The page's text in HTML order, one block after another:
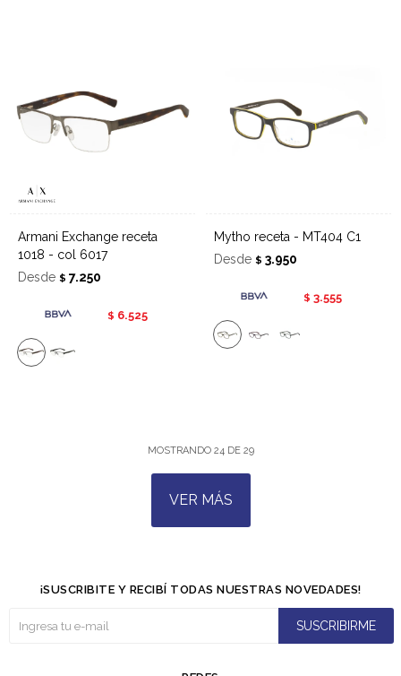
Armani Exchange receta
1018 - col 6017
Desde $ 7.250
$ 6.525
Mytho receta - MT404 C1
Desde $ 3.950
$ 3.555
MOSTRANDO 24DE 29
VER MÁS
¡SUSCRIBITE Y RECIBÍ TODAS NUESTRAS NOVEDADES!
SUSCRIBIRME